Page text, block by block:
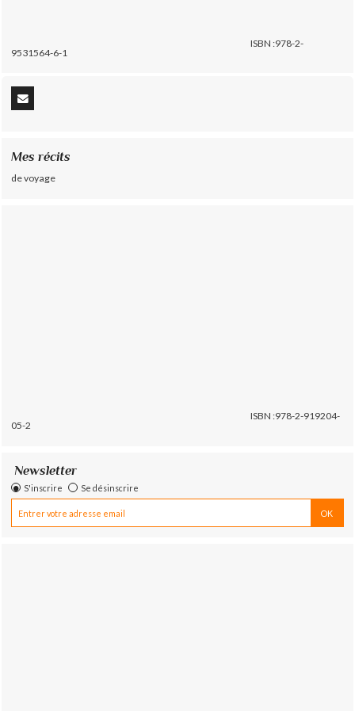
ISBN :978-2-
9531564-6-1
Mes récits
de voyage
ISBN :978-2-919204-
05-2
Newsletter
S'inscrire Se désinscrire